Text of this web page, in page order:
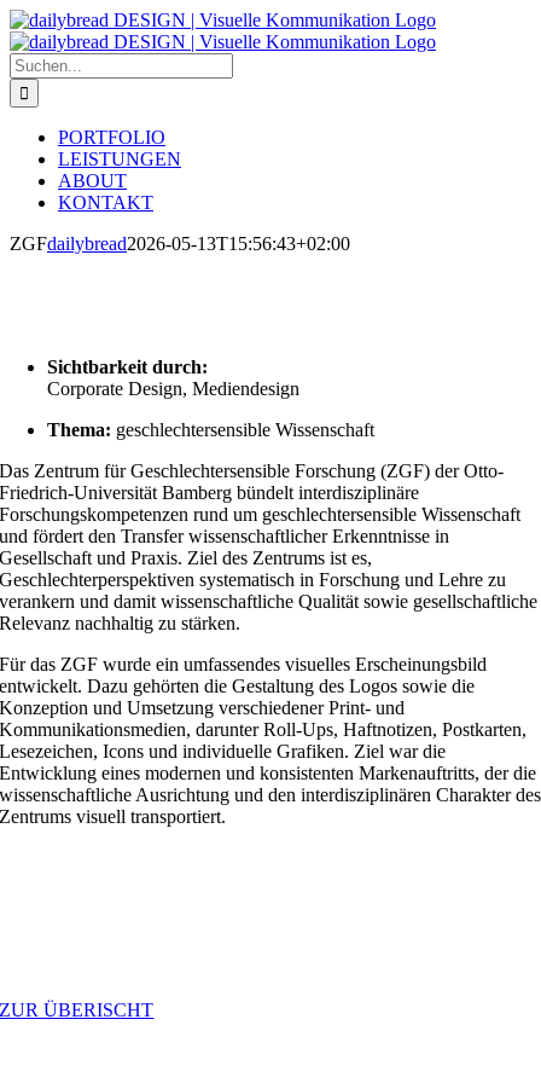
Zum
Inhalt
springen
Suche
nach:
PORTFOLIO
LEISTUNGEN
ABOUT
KONTAKT
ZGFdailybread2026-05-13T15:56:43+02:00
Sichtbarkeit durch:
Corporate Design, Mediendesign
Thema: geschlechtersensible Wissenschaft
Das Zentrum für Geschlechtersensible Forschung (ZGF) derOtto-
Friedrich-Universität Bamberg bündelt interdisziplinäre
Forschungskompetenzen rund um geschlechtersensible Wissenschaft
und fördert den Transfer wissenschaftlicher Erkenntnisse in
Gesellschaft und Praxis. Ziel des Zentrums ist es,
Geschlechterperspektiven systematisch in Forschung und Lehre zu
verankern und damit wissenschaftliche Qualität sowie gesellschaftliche
Relevanz nachhaltig zu stärken.
Für das ZGF wurde ein umfassendes visuelles Erscheinungsbild
entwickelt. Dazu gehörten die Gestaltung des Logos sowie die
Konzeption und Umsetzung verschiedener Print- und
Kommunikationsmedien, darunter Roll-Ups, Haftnotizen, Postkarten,
Lesezeichen, Icons und individuelle Grafiken. Ziel war die
Entwicklung eines modernen und konsistenten Markenauftritts, der die
wissenschaftliche Ausrichtung und den interdisziplinären Charakter des
Zentrums visuell transportiert.
ZUR ÜBERISCHT